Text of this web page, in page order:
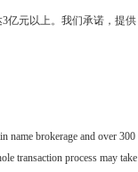
亿元以上。我们承诺，提供
name brokerage and over 300
transaction process may take